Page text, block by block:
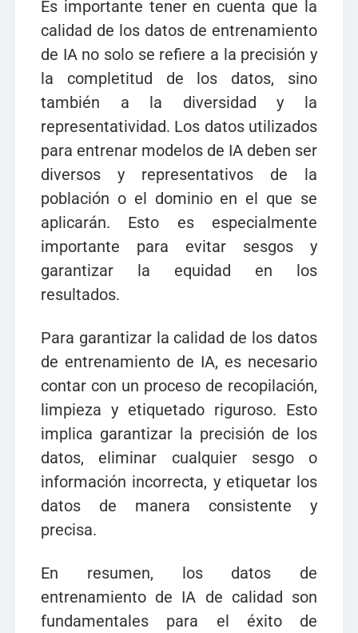
Es importante tener en cuenta que la
calidad de los datos de entrenamiento
de IA no solo se refiere a la precisión y
la completitud de los datos, sino
también a la diversidad y la
representatividad. Los datos utilizados
para entrenar modelos de IA deben ser
diversos y representativos de la
población o el dominio en el que se
aplicarán. Esto es especialmente
importante para evitar sesgos y
garantizar la equidad en los
resultados.
Para garantizar la calidad de los datos
de entrenamiento de IA, es necesario
contar con un proceso de recopilación,
limpieza y etiquetado riguroso. Esto
implica garantizar la precisión de los
datos, eliminar cualquier sesgo o
información incorrecta, y etiquetar los
datos de manera consistente y
precisa.
En resumen, los datos de
entrenamiento de IA de calidad son
fundamentales para el éxito de